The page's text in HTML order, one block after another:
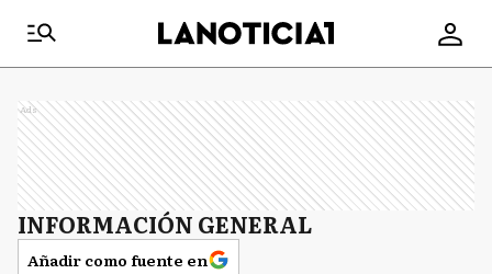
Ads
INFORMACIÓN GENERAL
Añadir como fuente en